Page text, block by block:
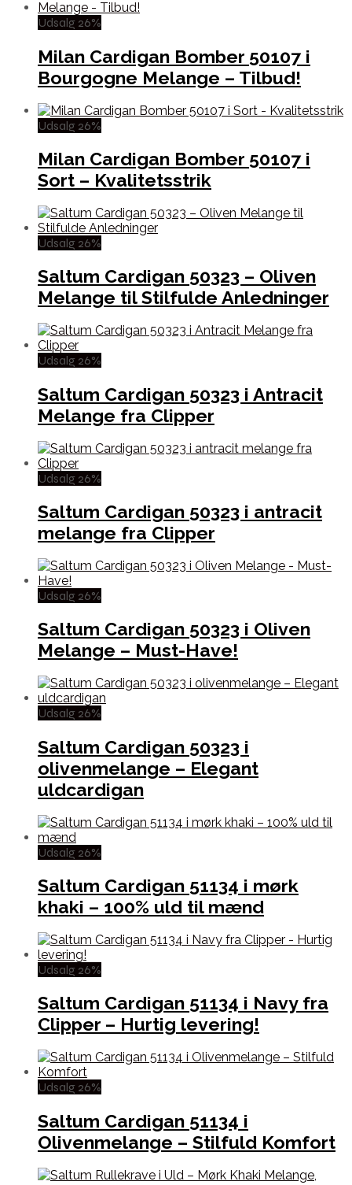
Udsalg 26%
Milan Cardigan Bomber 50107 i
Bourgogne Melange – Tilbud!
Udsalg 26%
Milan Cardigan Bomber 50107 i
Sort – Kvalitetsstrik
Udsalg 26%
Saltum Cardigan 50323 – Oliven
Melange til Stilfulde Anledninger
Udsalg 26%
Saltum Cardigan 50323 i Antracit
Melange fra Clipper
Udsalg 26%
Saltum Cardigan 50323 i antracit
melange fra Clipper
Udsalg 26%
Saltum Cardigan 50323 i Oliven
Melange – Must-Have!
Udsalg 26%
Saltum Cardigan 50323 i
olivenmelange – Elegant
uldcardigan
Udsalg 26%
Saltum Cardigan 51134 i mørk
khaki – 100% uld til mænd
Udsalg 26%
Saltum Cardigan 51134 i Navy fra
Clipper – Hurtig levering!
Udsalg 26%
Saltum Cardigan 51134 i
Olivenmelange – Stilfuld Komfort